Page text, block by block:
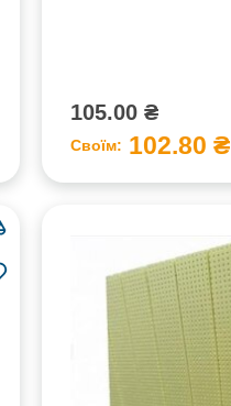
105.00 ₴
Своїм: 102.80 ₴